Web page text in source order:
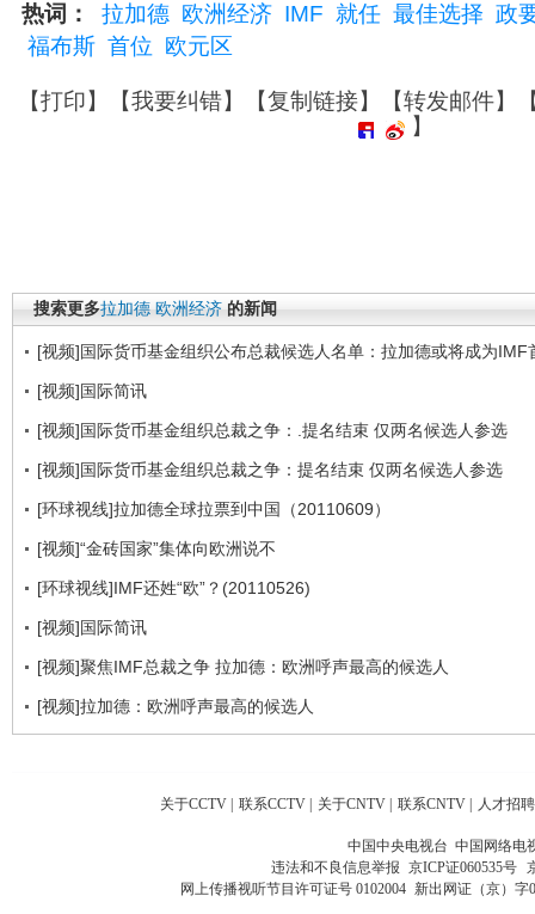
热词： 拉加德 欧洲经济 IMF 就任 最佳选择 政
福布斯 首位 欧元区
【打印】【我要纠错】【复制链接】【转发邮件】
】
搜索更多拉加德 欧洲经济 的新闻
[视频]国际货币基金组织公布总裁候选人名单：拉加德或将成为IMF
[视频]国际简讯
[视频]国际货币基金组织总裁之争：.提名结束 仅两名候选人参选
[视频]国际货币基金组织总裁之争：提名结束 仅两名候选人参选
[环球视线]拉加德全球拉票到中国（20110609）
[视频]“金砖国家”集体向欧洲说不
[环球视线]IMF还姓“欧”？(20110526)
[视频]国际简讯
[视频]聚焦IMF总裁之争 拉加德：欧洲呼声最高的候选人
[视频]拉加德：欧洲呼声最高的候选人
关于CCTV | 联系CCTV | 关于CNTV | 联系CNTV | 人才招聘
中国中央电视台 中国网络电
违法和不良信息举报 京ICP证060535号
网上传播视听节目许可证号 0102004 新出网证（京）